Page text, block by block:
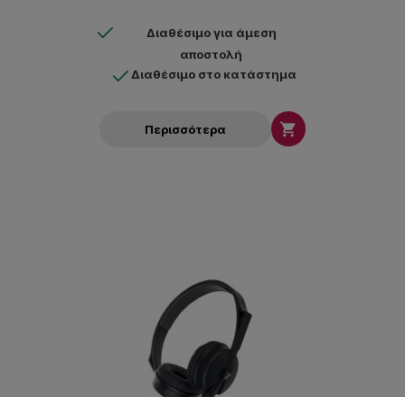
Διαθέσιμο για άμεση
αποστολή
Διαθέσιμο στο κατάστημα
Περισσότερα 